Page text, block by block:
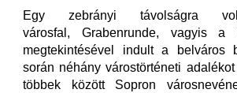
Egy zebrányi távolságra
városfal, Grabenrunde, vagyis a
megtekintésével indult a belváros
során néhány várostörténeti
többek között Sopron